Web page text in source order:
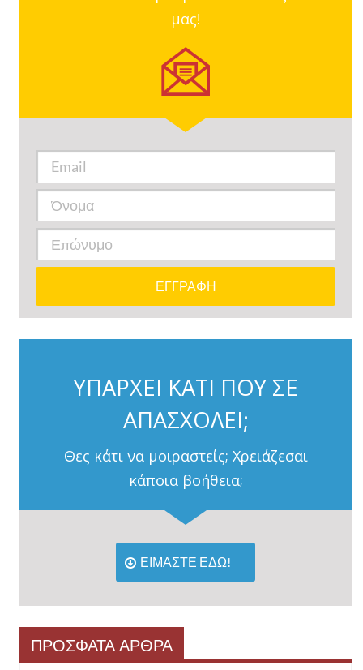
μας!
ΥΠΑΡΧΕΙ ΚΑΤΙ ΠΟΥ ΣΕ
ΑΠΑΣΧΟΛΕΙ;
Θες κάτι να μοιραστείς; Χρειάζεσαι
κάποια βοήθεια;
ΕΙΜΑΣΤΕ ΕΔΩ!
ΠΡΟΣΦΑΤΑ ΑΡΘΡΑ